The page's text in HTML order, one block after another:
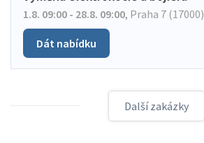
1.8. 09:00 - 28.8. 09:00, Praha 7 (17000)
Dát nabídku
Další zakázky